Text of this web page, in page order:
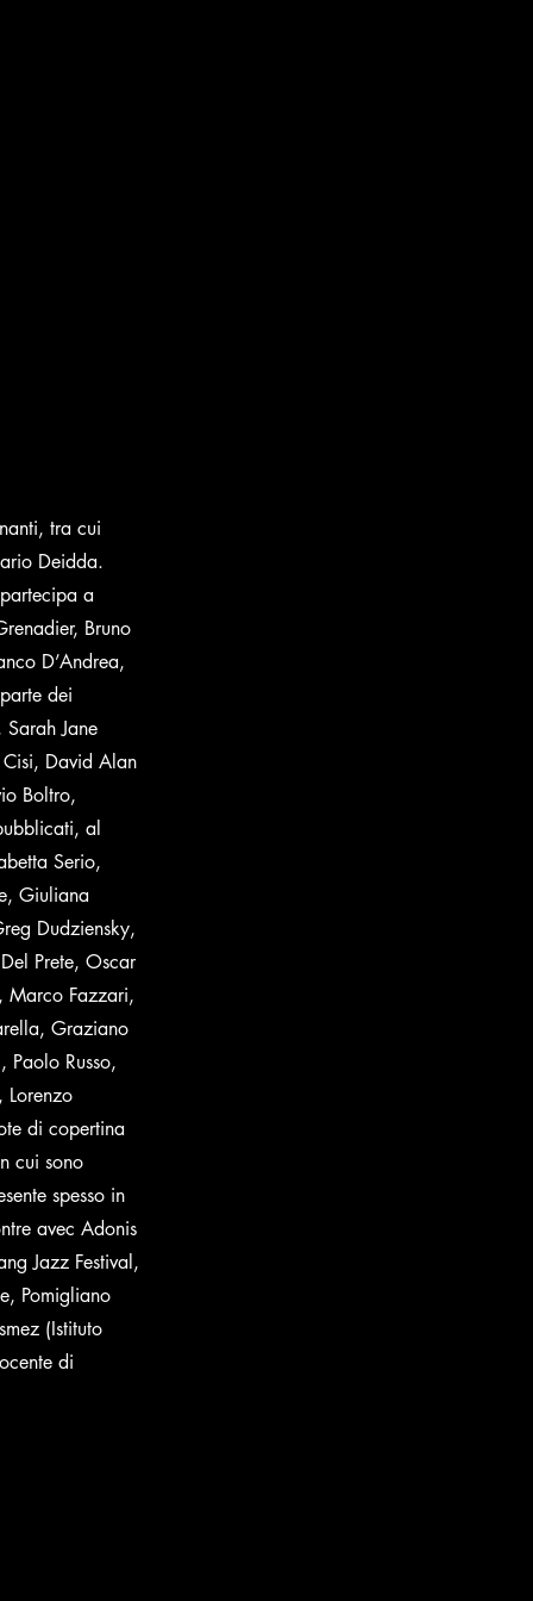
tra cui
Deidda.
a
Bruno
D’Andrea,
dei
Jane
David Alan
Boltro,
al
Serio,
Giuliana
Dudziensky,
Prete, Oscar
Marco Fazzari,
Graziano
Russo,
Lorenzo
di copertina
cui sono
spesso in
avec Adonis
Jazz Festival,
Pomigliano
(Istituto
di